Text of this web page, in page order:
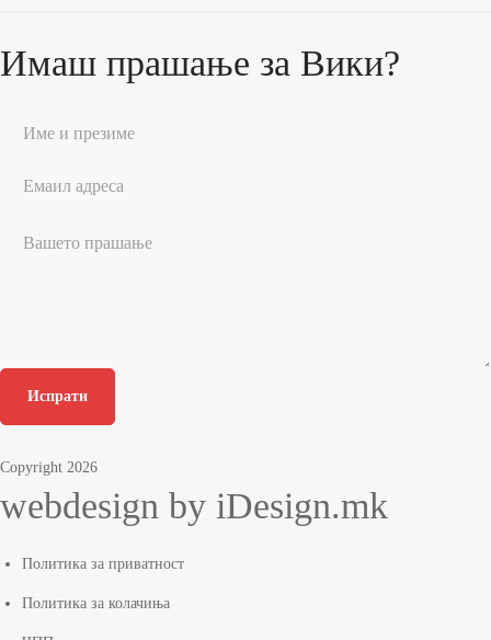
Имаш прашање за Вики?
Испрати
Copyright 2026
webdesign by iDesign.mk
Политика за приватност
Политика за колачиња